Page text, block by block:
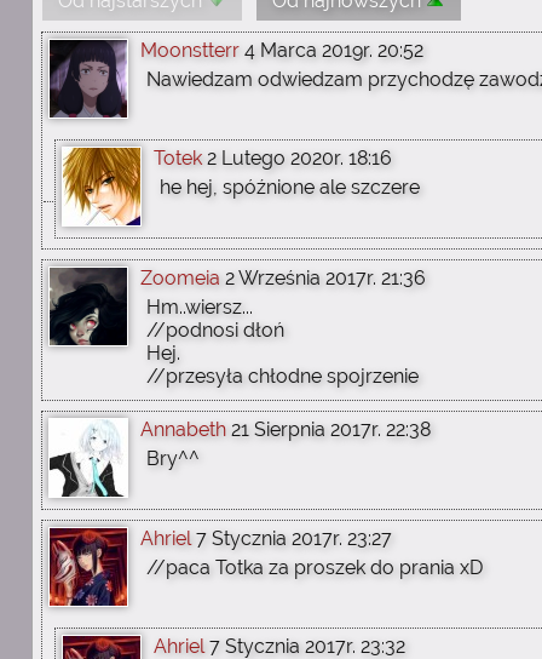
Moonstterr 4 Marca 2019r. 20:52
Nawiedzam odwiedzam przychodzę
Totek 2 Lutego 2020r. 18:16
he hej, spóźnione ale szczere
Zoomeia 2 Września 2017r. 21:36
Hm..wiersz...
//podnosi dłoń
Hej.
//przesyła chłodne spojrzenie
Annabeth 21 Sierpnia 2017r. 22:38
Bry^^
Ahriel 7 Stycznia 2017r. 23:27
//paca Totka za proszek do prania xD
Ahriel 7 Stycznia 2017r. 23:32